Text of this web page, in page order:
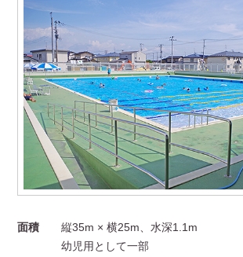
面積
縦35m × 横25m、水深1.1m
幼児用として一部